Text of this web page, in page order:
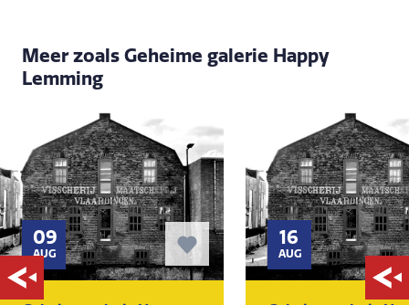
Meer zoals Geheime galerie Happy
Lemming
09
AUG
16
AUG